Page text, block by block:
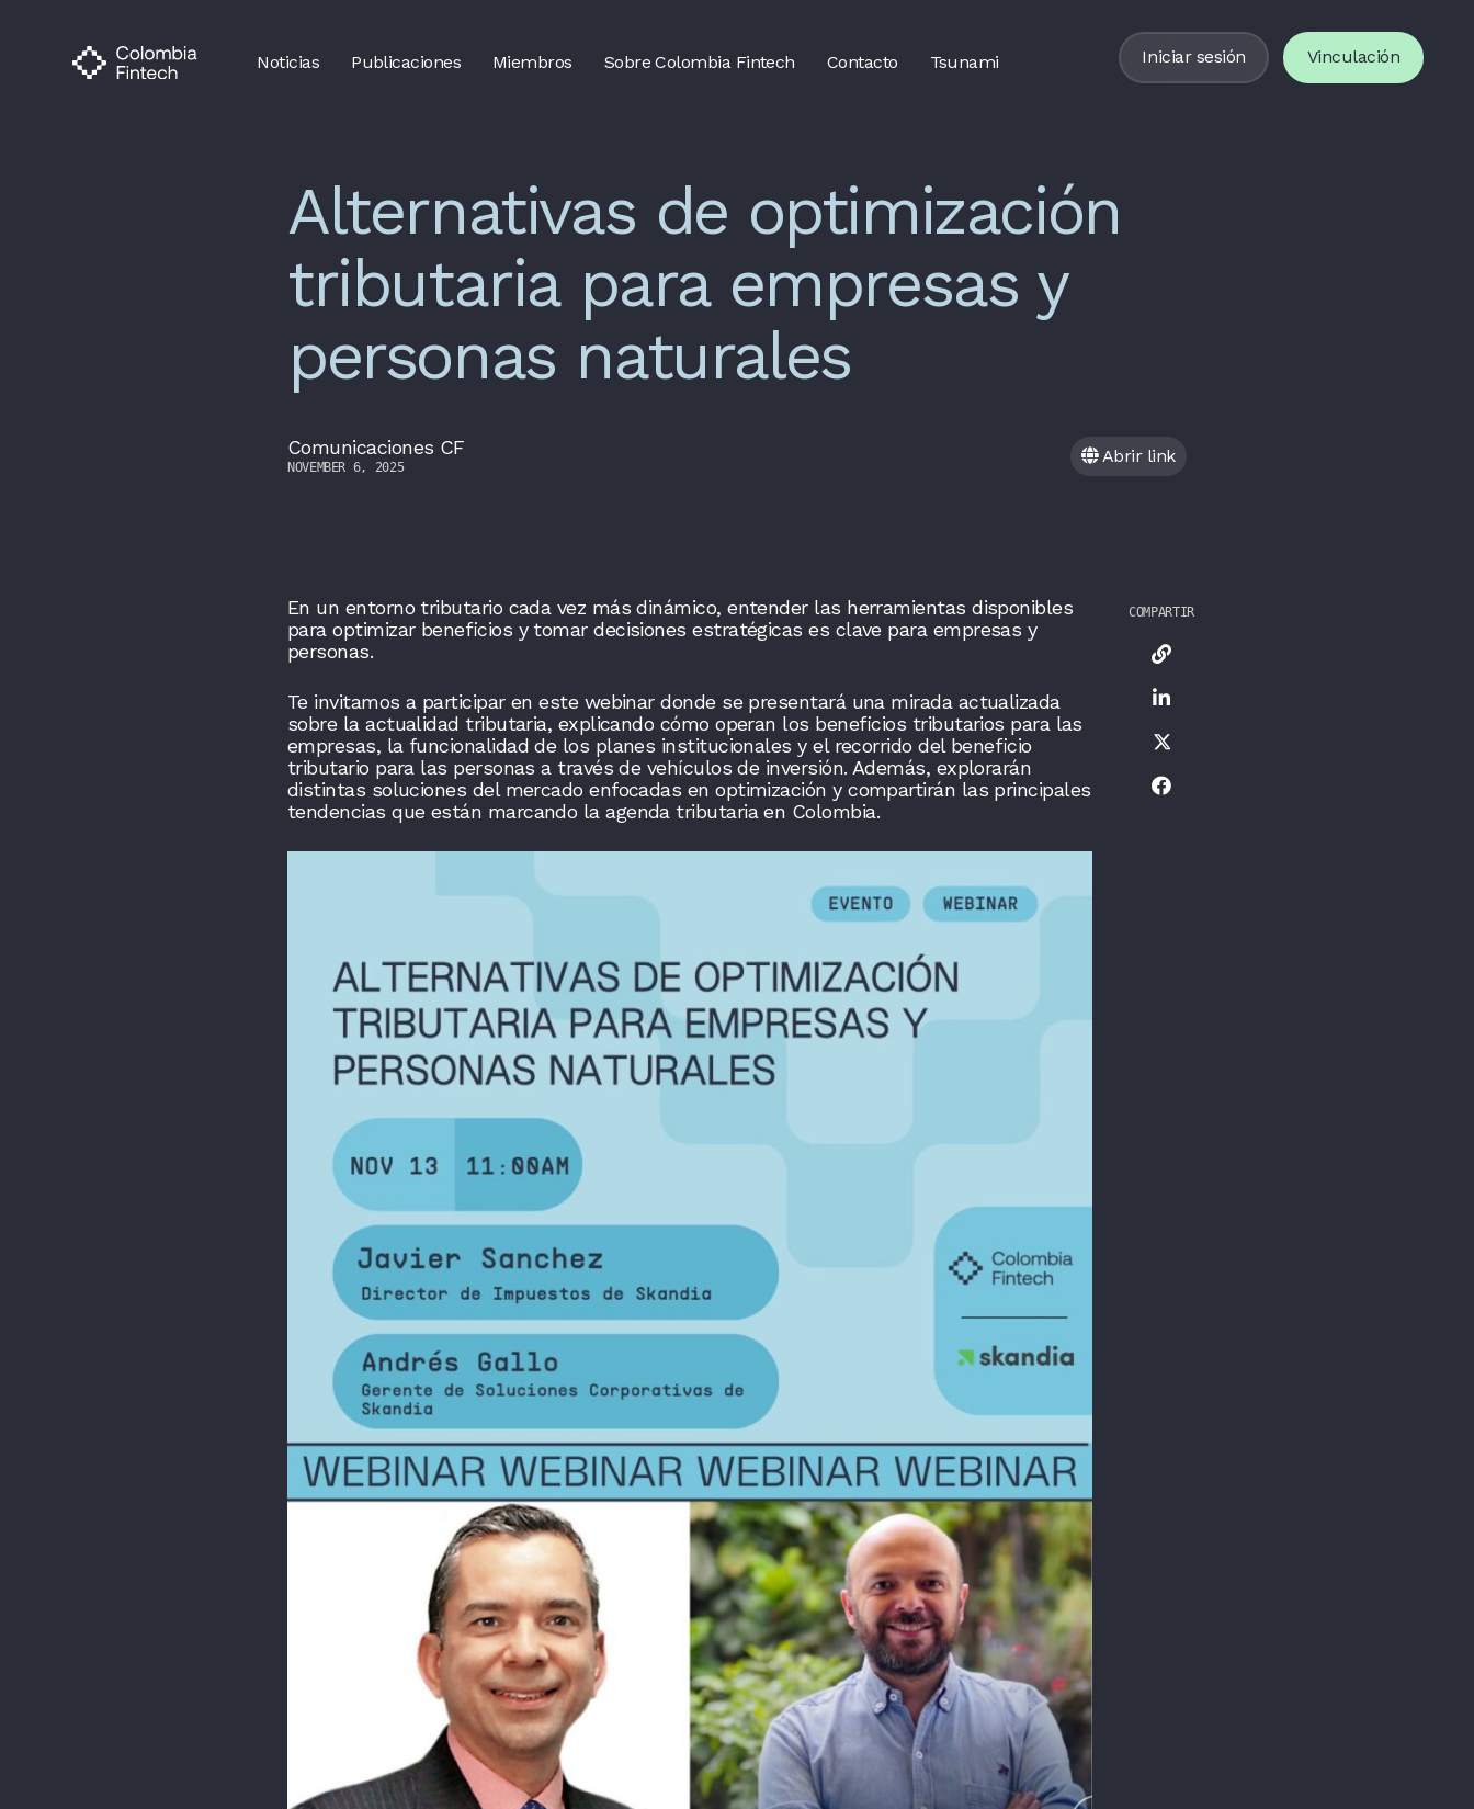
Noticias Publicaciones Miembros Sobre Colombia Fintech Contacto Tsunami Iniciar sesión Vinculación
Alternativas de optimización
tributaria para empresas y
personas naturales
Comunicaciones CF
NOVEMBER 6, 2025
Abrir link
En un entorno tributario cada vez más dinámico, entender las herramientas disponibles
para optimizar beneficios y tomar decisiones estratégicas es clave para empresas y
personas.
Te invitamos a participar en este webinar donde se presentará una mirada actualizada
sobre la actualidad tributaria, explicando cómo operan los beneficios tributarios para las
empresas, la funcionalidad de los planes institucionales y el recorrido del beneficio
tributario para las personas a través de vehículos de inversión. Además, explorarán
distintas soluciones del mercado enfocadas en optimización y compartirán las principales
tendencias que están marcando la agenda tributaria en Colombia.
COMPARTIR